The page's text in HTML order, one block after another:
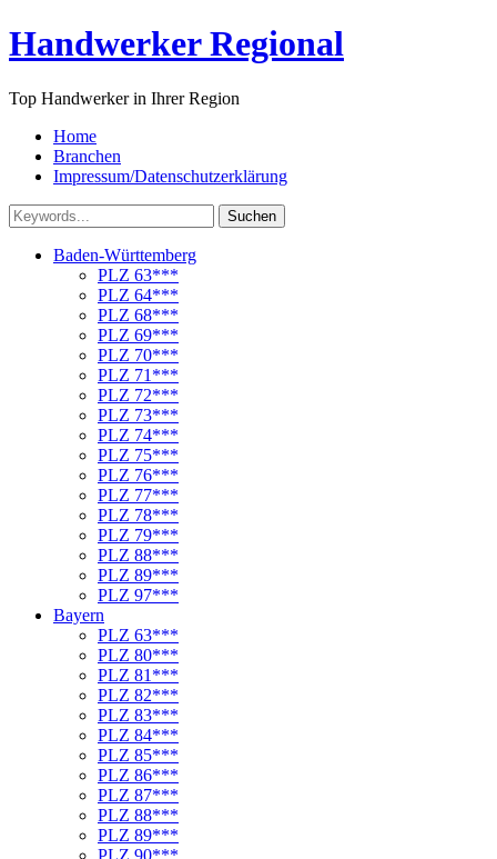
Handwerker Regional
Top Handwerker in Ihrer Region
Home
Branchen
Impressum/Datenschutzerklärung
Suchen
Baden-Württemberg
PLZ 63***
PLZ 64***
PLZ 68***
PLZ 69***
PLZ 70***
PLZ 71***
PLZ 72***
PLZ 73***
PLZ 74***
PLZ 75***
PLZ 76***
PLZ 77***
PLZ 78***
PLZ 79***
PLZ 88***
PLZ 89***
PLZ 97***
Bayern
PLZ 63***
PLZ 80***
PLZ 81***
PLZ 82***
PLZ 83***
PLZ 84***
PLZ 85***
PLZ 86***
PLZ 87***
PLZ 88***
PLZ 89***
PLZ 90***